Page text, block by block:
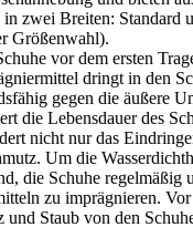
zwei Breiten: Standard
Größenwahl).
vor dem ersten
dringt in den
gegen die äußere
die Lebensdauer des
nicht nur das
Um die
die Schuhe regelmäßig
zu imprägnieren.
und Staub von den